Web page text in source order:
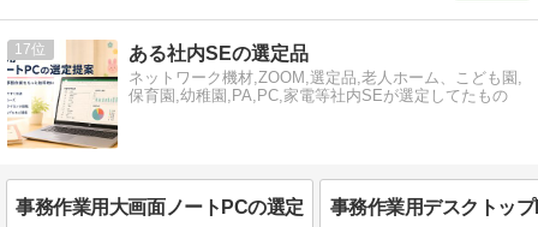
17 ある社内SEの選定品
ネットワーク機材,ZOOM,選定品,老人ホーム、こども園,
保育園,幼稚園,PA,PC,家電等社内SEが選定してたもの
事務作業用大画面ノートPCの選定 事務作業用デスクトッ